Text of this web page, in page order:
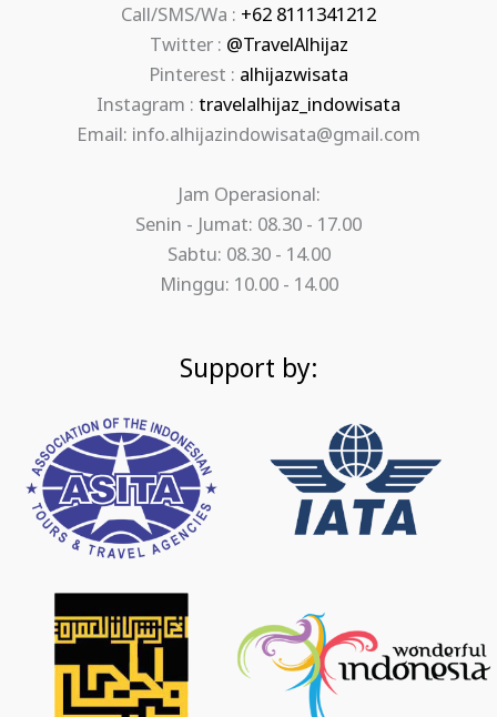
Call/SMS/Wa : +62 8111341212
Twitter : @TravelAlhijaz
Pinterest : alhijazwisata
Instagram : travelalhijaz_indowisata
Email: info.alhijazindowisata@gmail.com
Jam Operasional:
Senin - Jumat: 08.30 - 17.00
Sabtu: 08.30 - 14.00
Minggu: 10.00 - 14.00
Support by: